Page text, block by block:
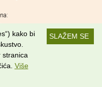
SLAŽEM SE
kako bi
stranica
Više